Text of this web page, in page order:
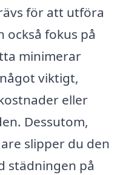
för att utföra
fokus på
minimerar
viktigt,
eller
Dessutom,
slipper du den
städningen på